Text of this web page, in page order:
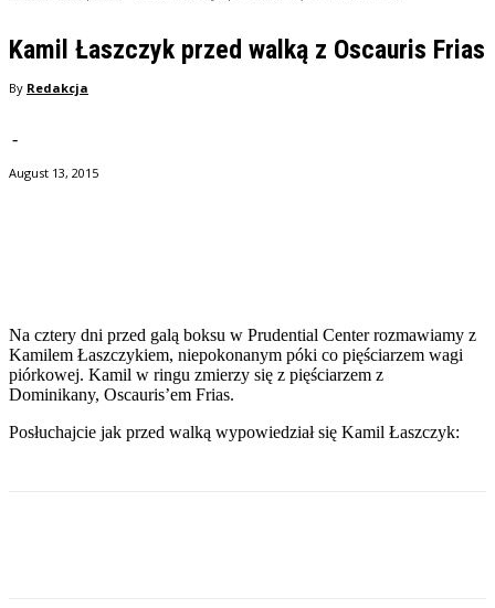
Kamil Łaszczyk przed walką z Oscauris Frias
By Redakcja
-
August 13, 2015
Na cztery dni przed galą boksu w Prudential Center rozmawiamy z
Kamilem Łaszczykiem, niepokonanym póki co pięściarzem wagi
piórkowej. Kamil w ringu zmierzy się z pięściarzem z
Dominikany, Oscauris’em Frias.
Posłuchajcie jak przed walką wypowiedział się Kamil Łaszczyk: